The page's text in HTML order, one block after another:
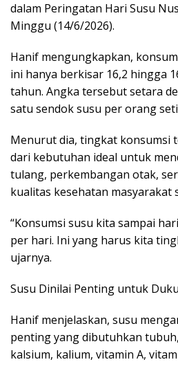
dalam Peringatan Hari Susu
Minggu (14/6/2026).
Hanif mengungkapkan,
ini hanya berkisar 16,2 hingga
tahun. Angka tersebut setara
satu sendok susu per orang
Menurut dia, tingkat konsumsi
dari kebutuhan ideal untuk
tulang, perkembangan otak,
kualitas kesehatan masyarakat
“Konsumsi susu kita sampai
per hari. Ini yang harus kita
ujarnya.
Susu Dinilai Penting untuk
Hanif menjelaskan, susu
penting yang dibutuhkan
kalsium, kalium, vitamin A,